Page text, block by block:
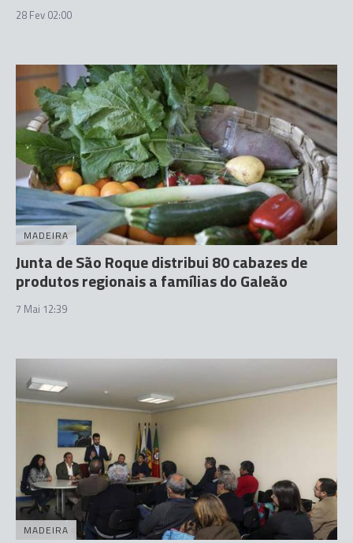
28 Fev 02:00
MADEIRA
Junta de São Roque distribui 80 cabazes de
produtos regionais a famílias do Galeão
7 Mai 12:39
MADEIRA